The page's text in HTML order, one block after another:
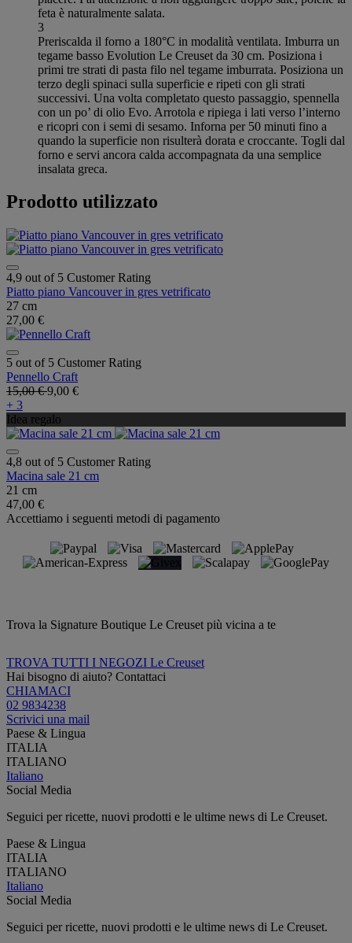
feta è naturalmente salata.
3
Preriscalda il forno a 180°C in modalità ventilata. Imburra un
tegame basso Evolution Le Creuset da 30 cm. Posiziona i
primi tre strati di pasta filo nel tegame imburrata. Posiziona un
terzo degli spinaci sulla superficie e ripeti con gli strati
successivi. Una volta completato questo passaggio, spennella
con un po’ di olio Evo. Arrotola e ripiega i lati verso l’interno
e ricopri con i semi di sesamo. Inforna per 50 minuti fino a
quando la superficie non risulterà dorata e croccante. Togli dal
forno e servi ancora calda accompagnata da una semplice
insalata greca.
Prodotto utilizzato
4,9 out of 5 Customer Rating
Piatto piano Vancouver in gres vetrificato
27 cm
27,00 €
5 out of 5 Customer Rating
Pennello Craft
15,00 €9,00 €
+ 3
Idea regalo
4,8 out of 5 Customer Rating
Macina sale 21 cm
21 cm
47,00 €
Accettiamo i seguenti metodi di pagamento
Trova la Signature Boutique Le Creuset più vicina a te
TROVA TUTTI I NEGOZI Le Creuset
Hai bisogno di aiuto? Contattaci
CHIAMACI
02 9834238
Scrivici una mail
Paese & Lingua
ITALIA
ITALIANO
Italiano
Social Media
Seguici per ricette, nuovi prodotti e le ultime news di Le Creuset.
Paese & Lingua
ITALIA
ITALIANO
Italiano
Social Media
Seguici per ricette, nuovi prodotti e le ultime news di Le Creuset.